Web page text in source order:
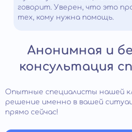
говорит. Уверен, что это
тех, кому нужна помощь.
Анонимная и
консультация
Опытные специалисты нашей
решение именно в вашей
прямо сейчас!